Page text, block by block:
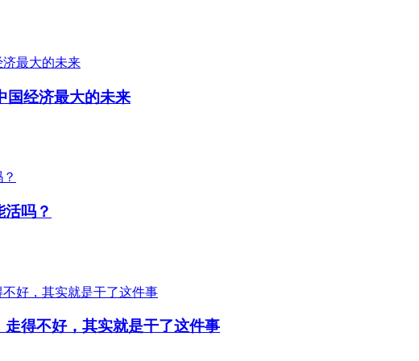
国经济最大的未来
吗？
得不好，其实就是干了这件事